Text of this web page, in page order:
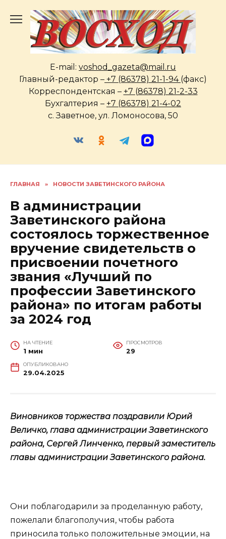
содержанию
E-mail: voshod_gazeta@mail.ru
Главный-редактор – +7 (86378) 21-1-94 (факс)
Корреспондентская – +7 (86378) 21-2-33
Бухгалтерия – +7 (86378) 21-4-02
с. Заветное, ул. Ломоносова, 50
ГЛАВНАЯ » НОВОСТИ ЗАВЕТИНСКОГО РАЙОНА
В администрации
Заветинского района
состоялось торжественное
вручение свидетельств о
присвоении почетного
звания «Лучший по
профессии Заветинского
района» по итогам работы
за 2024 год
НА ЧТЕНИЕ
1 мин
ПРОСМОТРОВ
29
ОПУБЛИКОВАНО
29.04.2025
Виновников торжества поздравили Юрий
Величко, глава администрации Заветинского
района, Сергей Линченко, первый заместитель
главы администрации Заветинского района.
Они поблагодарили за проделанную работу,
пожелали благополучия, чтобы работа
приносила только положительные эмоции, на